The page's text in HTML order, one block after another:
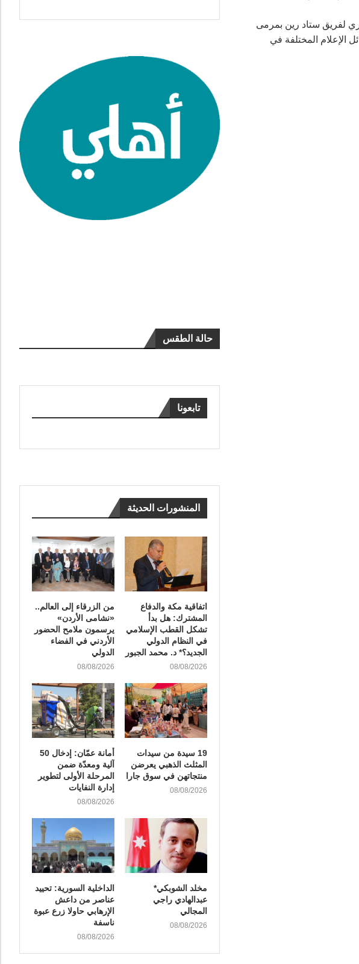
لفريق ستاد رين بمرمى
الإعلام المختلفة في
حالة الطقس
تابعونا
المنشورات الحديثة
اتفاقية مكة والدفاع
المشترك: هل بدأ
تشكل القطب الإسلامي
في النظام الدولي
الجديد؟* د. محمد الجبور
08/08/2026
من الزرقاء إلى العالم..
«نشامى الأردن»
يرسمون ملامح الحضور
الأردني في الفضاء
الدولي
08/08/2026
19 سيدة من سيدات
المثلث الذهبي يعرضن
منتجاتهن في سوق جارا
08/08/2026
أمانة عمّان: إدخال 50
آلية ومعدّة ضمن
المرحلة الأولى لتطوير
إدارة النفايات
08/08/2026
مخلد الشوبكي*
عبدالهادي راجي
المجالي
08/08/2026
الداخلية السورية: تحييد
عناصر من داعش
الإرهابي حاولا زرع عبوة
ناسفة
08/08/2026